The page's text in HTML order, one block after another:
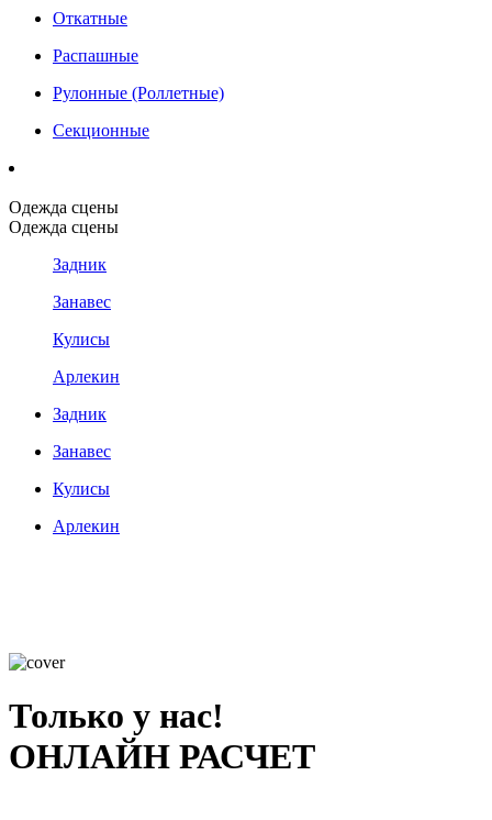
Откатные
Распашные
Рулонные (Роллетные)
Секционные
Одежда сцены
Одежда сцены
Задник
Занавес
Кулисы
Арлекин
Задник
Занавес
Кулисы
Арлекин
Только у нас!
ОНЛАЙН РАСЧЕТ